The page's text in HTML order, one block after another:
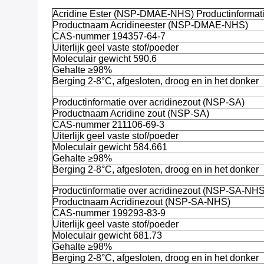
Acridine Ester (NSP-DMAE-NHS)
Productnaam Acridineester (NSP-DMAE-NHS)
CAS-nummer 194357-64-7
Uiterlijk geel vaste stof/poeder
Moleculair gewicht 590.6
Gehalte ≥98%
Berging 2-8°C, afgesloten, droog en in het donker
Productinformatie over acridinezout (NSP-SA)
Productnaam Acridine zout (NSP-SA)
CAS-nummer 211106-69-3
Uiterlijk geel vaste stof/poeder
Moleculair gewicht 584.661
Gehalte ≥98%
Berging 2-8°C, afgesloten, droog en in het donker
Productinformatie over acridinezout (NSP-SA-
Productnaam Acridinezout (NSP-SA-NHS)
CAS-nummer 199293-83-9
Uiterlijk geel vaste stof/poeder
Moleculair gewicht 681.73
Gehalte ≥98%
Berging 2-8°C, afgesloten, droog en in het donker